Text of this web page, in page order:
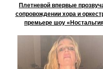
Плетневой впервые
сопровождении хора и
премьере шоу